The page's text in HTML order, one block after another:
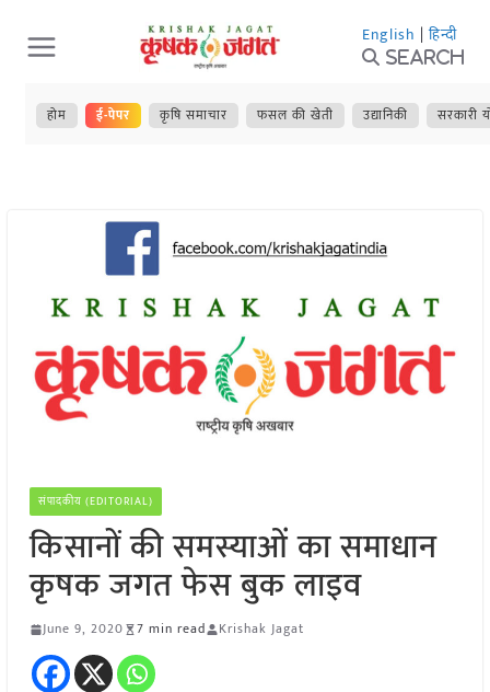
Skip
to
content
English | हिन्दी
Search
होम ई-पेपर कृषि समाचार फसल की खेती उद्यानिकी सरकारी
संपादकीय (EDITORIAL)
किसानों की समस्याओं का समाधान
कृषक जगत फेस बुक लाइव
June 9, 2020 7 min read Krishak Jagat